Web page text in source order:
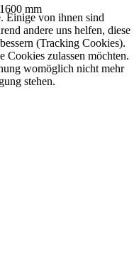
mm
Einige von ihnen sind
andere uns helfen, diese
(Tracking Cookies).
Cookies zulassen möchten.
womöglich nicht mehr
stehen.